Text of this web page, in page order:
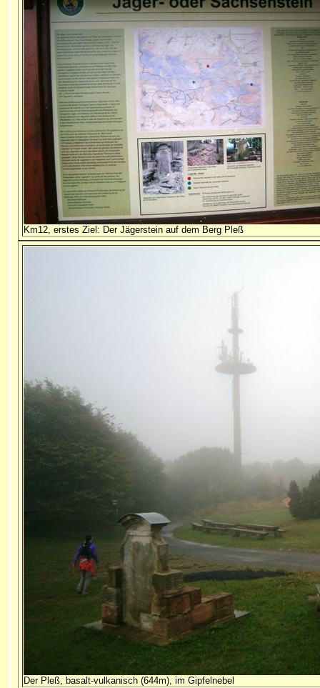
Km12, erstes Ziel: Der Jägerstein auf dem Berg Pleß
Der Pleß, basalt-vulkanisch (644m), im Gipfelnebel